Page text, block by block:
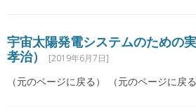
宇宙太陽発電システムのための
孝治）
[2019年6月7日]
（元のページに戻る） （元のページに戻